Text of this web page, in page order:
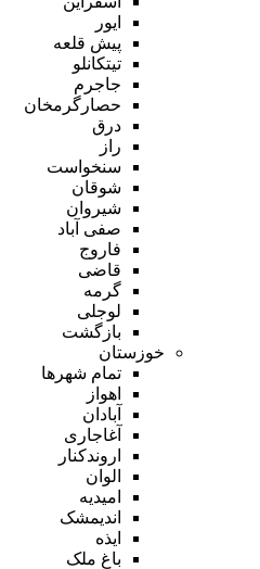
ایور
پیش قلعه
تیتکانلو
جاجرم
حصارگرمخان
درق
راز
سنخواست
شوقان
شیروان
صفی آباد
فاروج
قاضی
گرمه
لوجلی
بازگشت
خوزستان
تمام شهر‌ها
اهواز
آبادان
آغاجاری
اروندکنار
الوان
امیدیه
اندیمشک
ایذه
باغ ملک